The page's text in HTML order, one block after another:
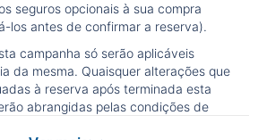
seguros opcionais à sua compra
los antes de confirmar a reserva).
campanha só serão aplicáveis
da mesma. Quaisquer alterações que
à reserva após terminada esta
abrangidas pelas condições de